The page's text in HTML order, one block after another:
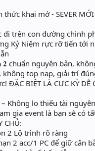
khai mở - SEVER
đi trên con đường chinh
Kỷ Niệm rực rỡ tiến tới
𝟐 chuẩn nguyên bản,
không top nạp, giải trí
ĐẶC BIỆT LÀ CỰC KỲ DỄ
Không lo thiếu tài
gia event là bạn sẽ có
CHỦ:
2 Lộ trình rõ ràng
2 acc/1 PC để giữ cân